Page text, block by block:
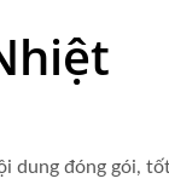
dung đóng gói,